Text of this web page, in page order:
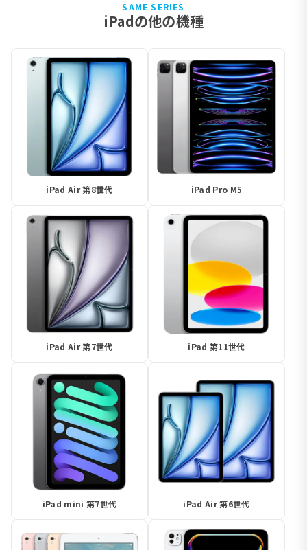
SAME SERIES
iPadの他の機種
iPad Air 第8世代 iPad Pro M5
iPad Air 第7世代 iPad 第11世代
iPad mini 第7世代 iPad Air 第6世代